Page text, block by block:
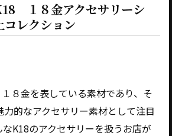
１８金アクセサリーシ
コレクション
８金を表している素材であり、そ
的なアクセサリー素材として注目
K18のアクセサリーを扱うお店が